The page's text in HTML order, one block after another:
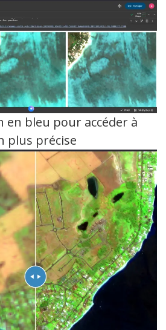
en bleu pour accéder à
plus précise